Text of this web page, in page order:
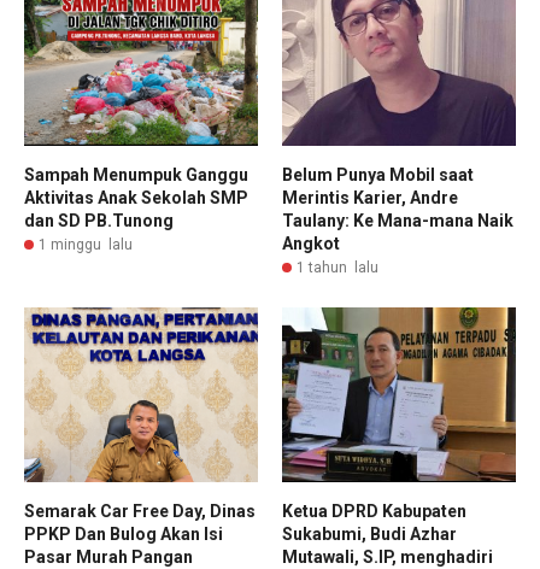
Sampah Menumpuk Ganggu
Aktivitas Anak Sekolah SMP
dan SD PB.Tunong
1 minggu lalu
Belum Punya Mobil saat
Merintis Karier, Andre
Taulany: Ke Mana-mana Naik
Angkot
1 tahun lalu
Semarak Car Free Day, Dinas
PPKP Dan Bulog Akan Isi
Pasar Murah Pangan
Ketua DPRD Kabupaten
Sukabumi, Budi Azhar
Mutawali, S.IP, menghadiri